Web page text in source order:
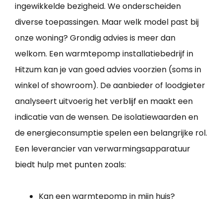
ingewikkelde bezigheid. We onderscheiden
diverse toepassingen. Maar welk model past bij
onze woning? Grondig advies is meer dan
welkom. Een warmtepomp installatiebedrijf in
Hitzum kan je van goed advies voorzien (soms in
winkel of showroom). De aanbieder of loodgieter
analyseert uitvoerig het verblijf en maakt een
indicatie van de wensen. De isolatiewaarden en
de energieconsumptie spelen een belangrijke rol.
Een leverancier van verwarmingsapparatuur
biedt hulp met punten zoals:
Kan een warmtepomp in mijn huis?